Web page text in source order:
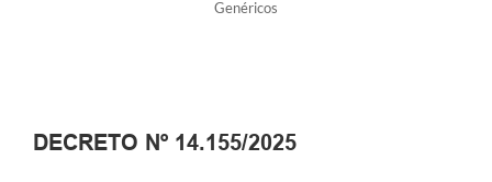
Genéricos
DECRETO Nº 14.155/2025